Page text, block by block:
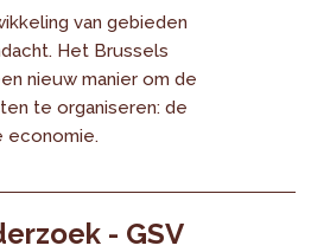
van gebieden
Het Brussels
nieuw manier om de
te organiseren: de
economie.
- GSV